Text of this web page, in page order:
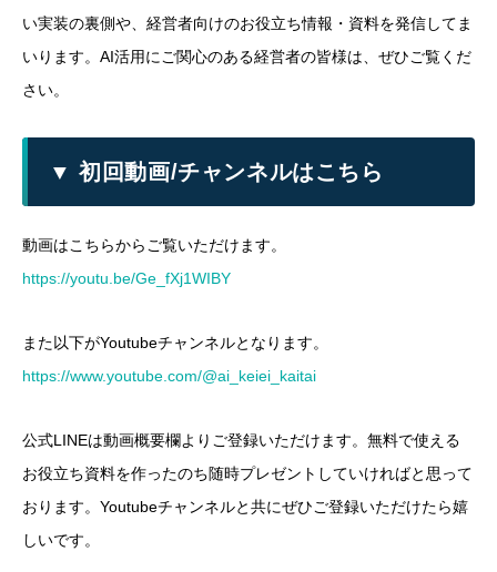
い実装の裏側や、経営者向けのお役立ち情報・資料を発信してま
いります。AI活用にご関心のある経営者の皆様は、ぜひご覧くだ
さい。
▼ 初回動画/チャンネルはこちら
動画はこちらからご覧いただけます。
https://youtu.be/Ge_fXj1WIBY
また以下がYoutubeチャンネルとなります。
https://www.youtube.com/@ai_keiei_kaitai
公式LINEは動画概要欄よりご登録いただけます。無料で使える
お役立ち資料を作ったのち随時プレゼントしていければと思って
おります。Youtubeチャンネルと共にぜひご登録いただけたら嬉
しいです。